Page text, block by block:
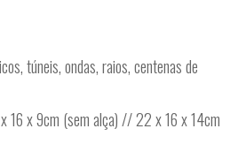
túneis, ondas, raios, centenas de
16 x 9cm (sem alça) // 22 x 16 x 14cm